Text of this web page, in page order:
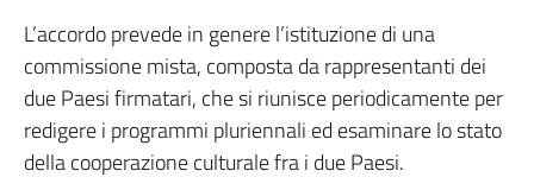
L’accordo prevede in genere l’istituzione di una
commissione mista, composta da rappresentanti dei
due Paesi firmatari, che si riunisce periodicamente per
redigere i programmi pluriennali ed esaminare lo stato
della cooperazione culturale fra i due Paesi.